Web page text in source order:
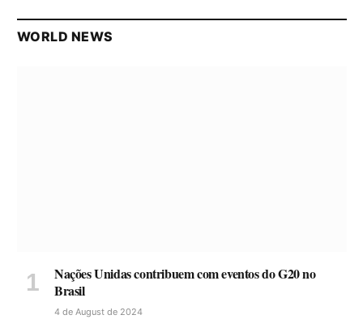
WORLD NEWS
Nações Unidas contribuem com eventos do G20 no
Brasil
4 de August de 2024